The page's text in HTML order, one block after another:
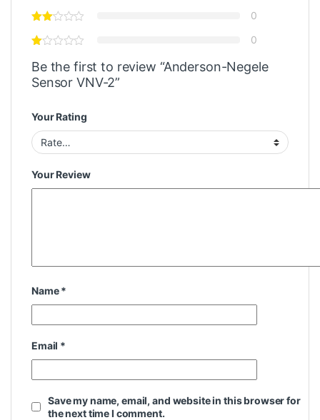
0
0
Be the first to review “Anderson-Negele
Sensor VNV-2”
Your Rating
Your Review
Name*
Email *
Save my name, email, and website in this browser for
the next time I comment.